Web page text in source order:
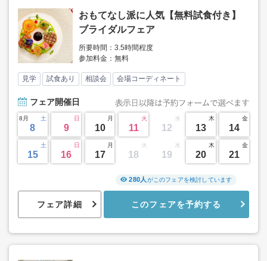
おもてなし派に人気【無料試食付き】
ブライダルフェア
所要時間：3.5時間程度
参加料金：無料
見学 試食あり 相談会 会場コーディネート
フェア開催日
8月 土
8
日
9
月
10
火
11
水
12
木
13
金
14
土
15
日
16
月
17
火
18
水
19
木
20
金
21
フェア詳細
280人 がこのフェアを検討しています
このフェアを予約する